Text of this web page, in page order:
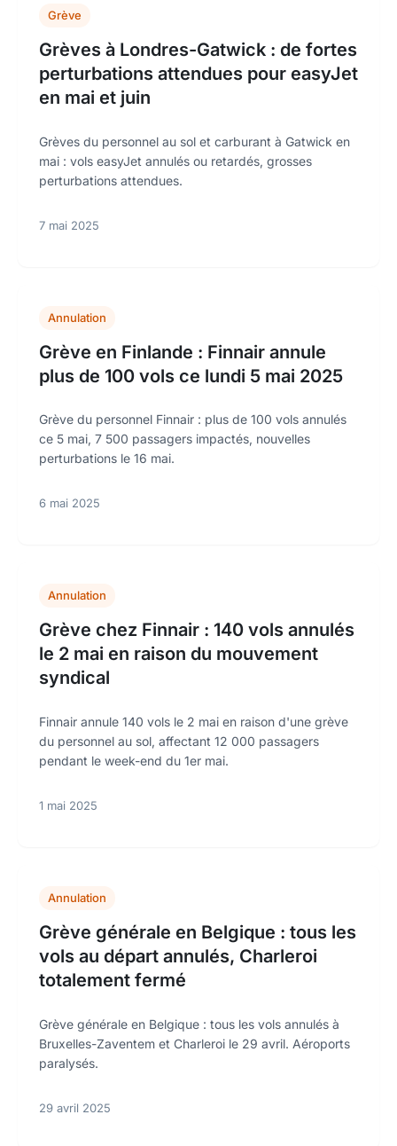
Grève
Grèves à Londres-Gatwick : de fortes
perturbations attendues pour easyJet
en mai et juin
Grèves du personnel au sol et carburant à Gatwick en
mai : vols easyJet annulés ou retardés, grosses
perturbations attendues.
7 mai 2025
Annulation
Grève en Finlande : Finnair annule
plus de 100 vols ce lundi 5 mai 2025
Grève du personnel Finnair : plus de 100 vols annulés
ce 5 mai, 7 500 passagers impactés, nouvelles
perturbations le 16 mai.
6 mai 2025
Annulation
Grève chez Finnair : 140 vols annulés
le 2 mai en raison du mouvement
syndical
Finnair annule 140 vols le 2 mai en raison d'une grève
du personnel au sol, affectant 12 000 passagers
pendant le week-end du 1er mai.
1 mai 2025
Annulation
Grève générale en Belgique : tous les
vols au départ annulés, Charleroi
totalement fermé
Grève générale en Belgique : tous les vols annulés à
Bruxelles-Zaventem et Charleroi le 29 avril. Aéroports
paralysés.
29 avril 2025